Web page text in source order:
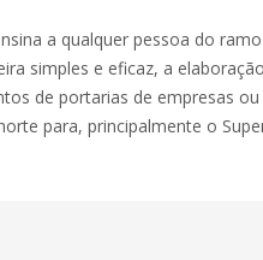
a qualquer pessoa do
simples e eficaz, a
de portarias de empresas
para, principalmente o